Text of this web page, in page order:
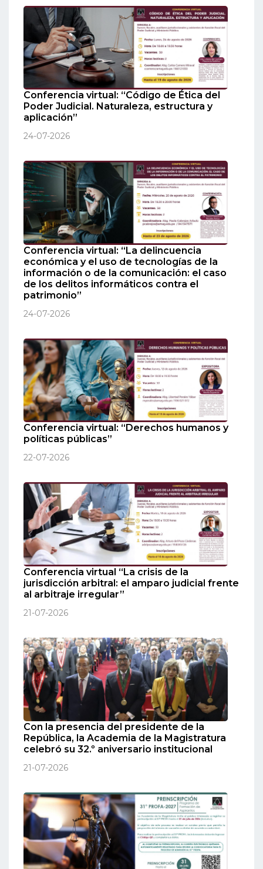
Conferencia virtual: “Código de Ética del
Poder Judicial. Naturaleza, estructura y
aplicación”
24-07-2026
Conferencia virtual: “La delincuencia
económica y el uso de tecnologías de la
información o de la comunicación: el caso
de los delitos informáticos contra el
patrimonio”
24-07-2026
Conferencia virtual: “Derechos humanos y
políticas públicas”
22-07-2026
Conferencia virtual “La crisis de la
jurisdicción arbitral: el amparo judicial frente
al arbitraje irregular”
21-07-2026
Con la presencia del presidente de la
República, la Academia de la Magistratura
celebró su 32.º aniversario institucional
21-07-2026